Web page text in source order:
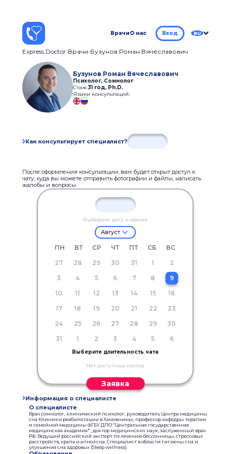
ВрачиО нас Вход RU
Express Doctor Врачи Бузунов Роман Вячеславович
Бузунов Роман Вячеславович
Психолог, Сомнолог
Стаж:31 год, Ph.D.
Языки консультаций:
Как консультирует специалист?
После оформления консультации, вам будет открыт доступ к
чату, куда вы можете отправить фотографии и файлы, написать
жалобы и вопросы.
Выберите дату и время
Август
ПН ВТ СР ЧТ ПТ СБ
ВС
27
28 29 30 31 1
2
3
4 5 6 7 8
9
10
11 12 13 14 15
16
17
18 19 20 21 22
23
24
25 26 27 28 29
30
31
1 2 3 4 5 6
Выберите длительность чата
Нет доступных слотов
Заявка
Информация о специалисте
О специалисте
Врач сомнолог, клинический психолог, руководитель Центра медицины
сна Клиники реабилитации в Хамовниках, профессор кафедры терапии
и семейной медицины ФГБУ ДПО "Центральная государственная
медицинская академия" , доктор медицинских наук, заслуженный врач
РФ. Ведущий российский эксперт по лечению бессонницы, стрессовых
расстройств, храпа и апноэ сна. Специалист в области гигиены сна и
улучшения сна здоровых (Sleep wellness).